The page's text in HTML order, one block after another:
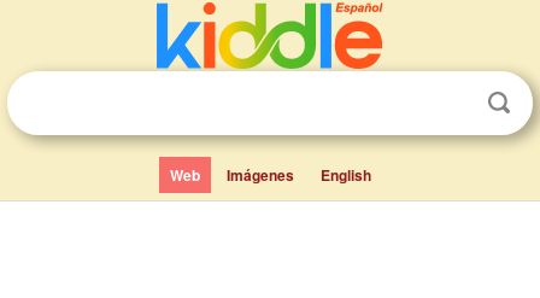
Web Imágenes English